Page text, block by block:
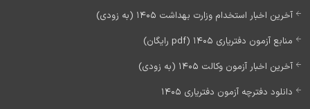
آخرین اخبار استخدام وزارت بهداشت 1405 (به زودی)
منابع آزمون دفتریاری 1405 (pdf رایگان)
آخرین اخبار آزمون وکالت 1405 (به زودی)
دانلود دفترچه آزمون دفتریاری 1405